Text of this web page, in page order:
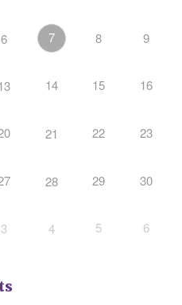
6 7 8 9
14 15 16
21 22 23
28 29 30
3 4 5 6